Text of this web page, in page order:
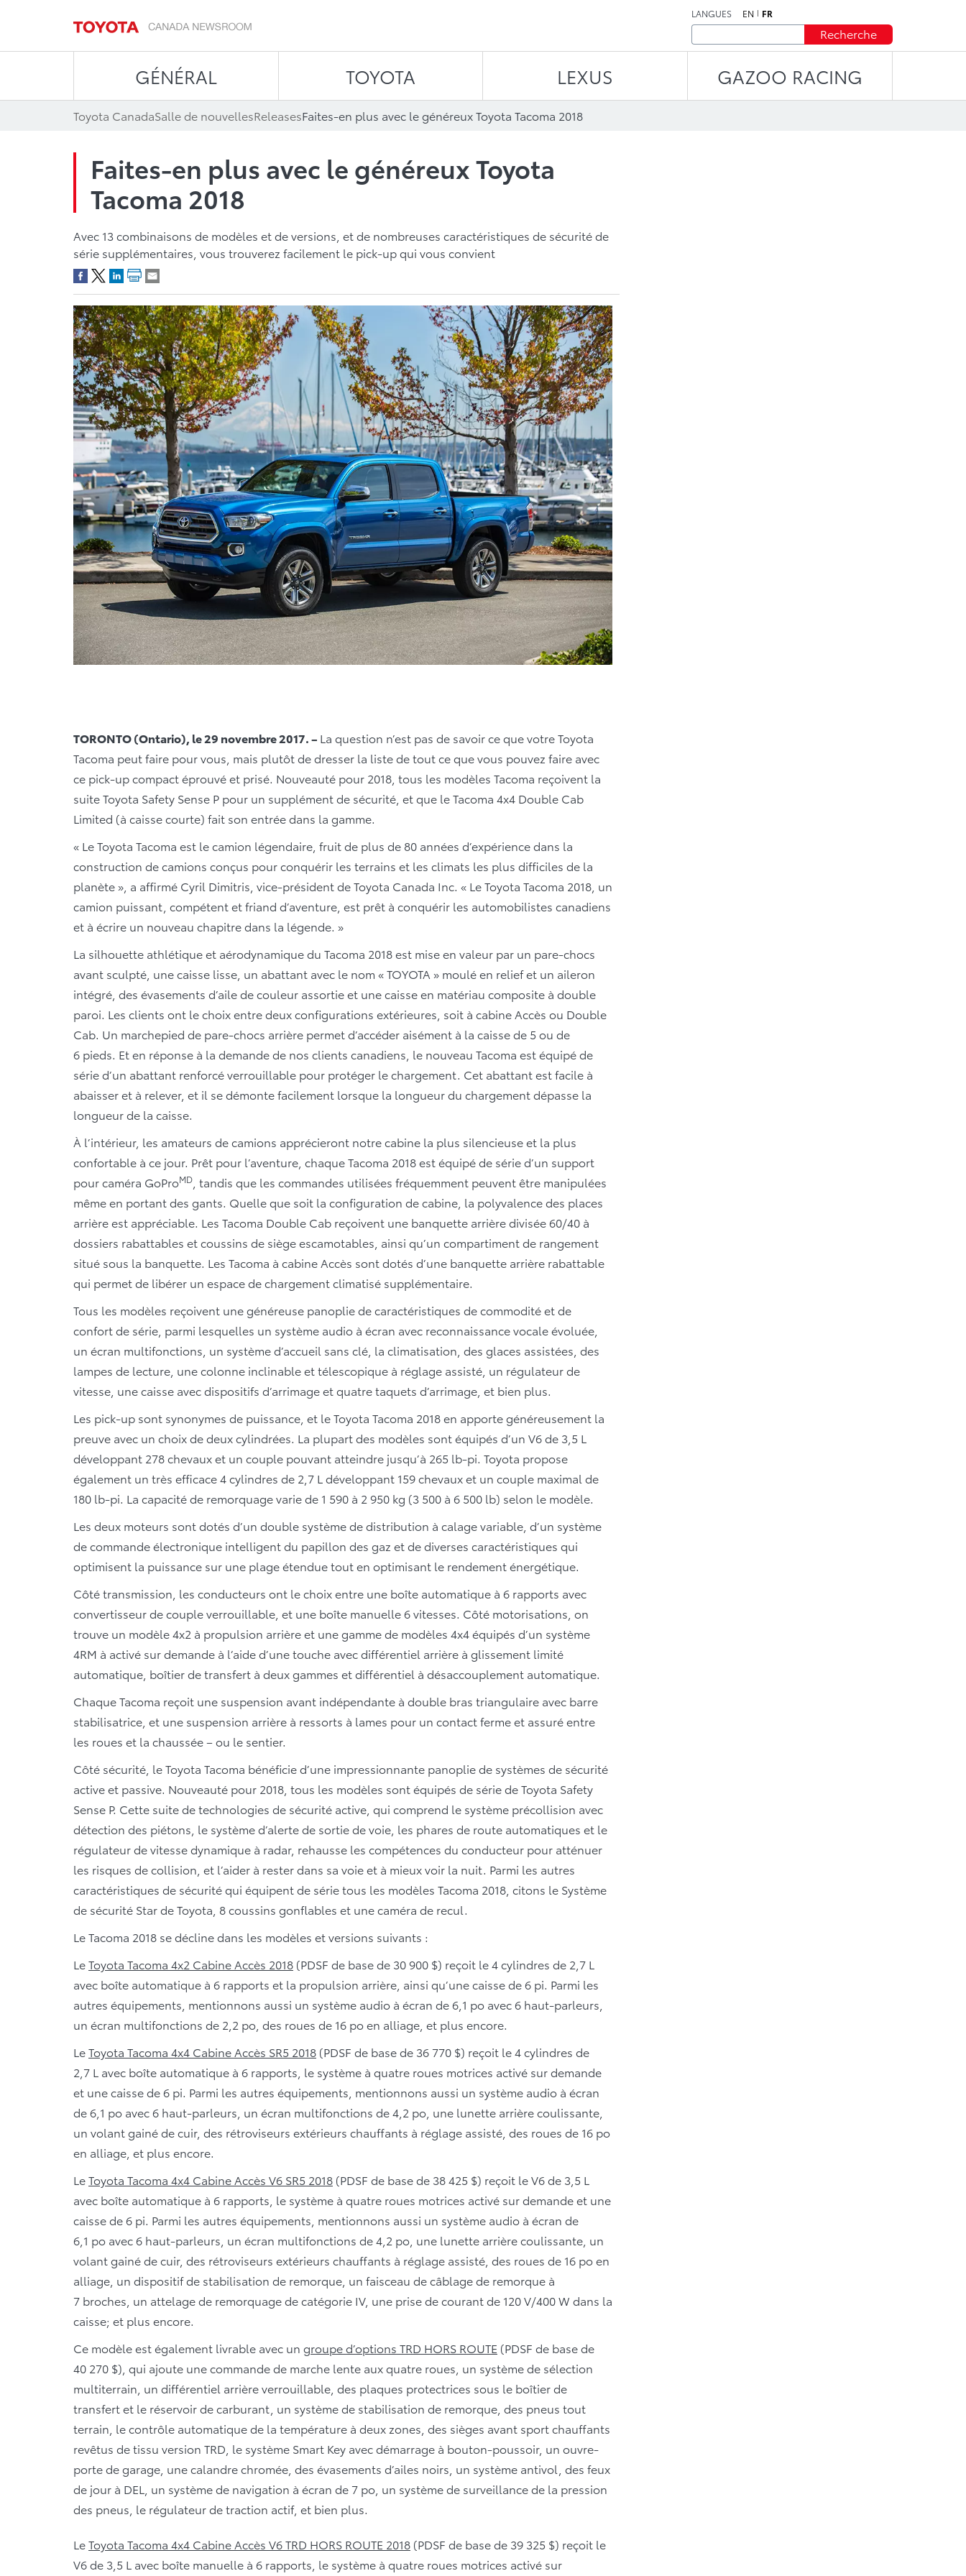
LANGUES EN FR
Recherche
GÉNÉRAL TOYOTA LEXUS GAZOO RACING
Toyota CanadaSalle de nouvellesReleasesFaites-en plus avec le généreux Toyota Tacoma 2018
Faites-en plus avec le généreux Toyota
Tacoma 2018
Avec 13 combinaisons de modèles et de versions, et de nombreuses caractéristiques de sécurité de
série supplémentaires, vous trouverez facilement le pick-up qui vous convient
TORONTO (Ontario), le 29 novembre 2017. – La question n’est pas de savoir ce que votre Toyota
Tacoma peut faire pour vous, mais plutôt de dresser la liste de tout ce que vous pouvez faire avec
ce pick-up compact éprouvé et prisé. Nouveauté pour 2018, tous les modèles Tacoma reçoivent la
suite Toyota Safety Sense P pour un supplément de sécurité, et que le Tacoma 4x4 Double Cab
Limited (à caisse courte) fait son entrée dans la gamme.
« Le Toyota Tacoma est le camion légendaire, fruit de plus de 80 années d’expérience dans la
construction de camions conçus pour conquérir les terrains et les climats les plus difficiles de la
planète », a affirmé Cyril Dimitris, vice-président de Toyota Canada Inc. « Le Toyota Tacoma 2018, un
camion puissant, compétent et friand d’aventure, est prêt à conquérir les automobilistes canadiens
et à écrire un nouveau chapitre dans la légende. »
La silhouette athlétique et aérodynamique du Tacoma 2018 est mise en valeur par un pare-chocs
avant sculpté, une caisse lisse, un abattant avec le nom « TOYOTA » moulé en relief et un aileron
intégré, des évasements d’aile de couleur assortie et une caisse en matériau composite à double
paroi. Les clients ont le choix entre deux configurations extérieures, soit à cabine Accès ou Double
Cab. Un marchepied de pare-chocs arrière permet d’accéder aisément à la caisse de 5 ou de
6 pieds. Et en réponse à la demande de nos clients canadiens, le nouveau Tacoma est équipé de
série d’un abattant renforcé verrouillable pour protéger le chargement. Cet abattant est facile à
abaisser et à relever, et il se démonte facilement lorsque la longueur du chargement dépasse la
longueur de la caisse.
À l’intérieur, les amateurs de camions apprécieront notre cabine la plus silencieuse et la plus
confortable à ce jour. Prêt pour l’aventure, chaque Tacoma 2018 est équipé de série d’un support
pour caméra GoProMD , tandis que les commandes utilisées fréquemment peuvent être manipulées
même en portant des gants. Quelle que soit la configuration de cabine, la polyvalence des places
arrière est appréciable. Les Tacoma Double Cab reçoivent une banquette arrière divisée 60/40 à
dossiers rabattables et coussins de siège escamotables, ainsi qu’un compartiment de rangement
situé sous la banquette. Les Tacoma à cabine Accès sont dotés d’une banquette arrière rabattable
qui permet de libérer un espace de chargement climatisé supplémentaire.
Tous les modèles reçoivent une généreuse panoplie de caractéristiques de commodité et de
confort de série, parmi lesquelles un système audio à écran avec reconnaissance vocale évoluée,
un écran multifonctions, un système d’accueil sans clé, la climatisation, des glaces assistées, des
lampes de lecture, une colonne inclinable et télescopique à réglage assisté, un régulateur de
vitesse, une caisse avec dispositifs d’arrimage et quatre taquets d’arrimage, et bien plus.
Les pick-up sont synonymes de puissance, et le Toyota Tacoma 2018 en apporte généreusement la
preuve avec un choix de deux cylindrées. La plupart des modèles sont équipés d’un V6 de 3,5 L
développant 278 chevaux et un couple pouvant atteindre jusqu’à 265 lb-pi. Toyota propose
également un très efficace 4 cylindres de 2,7 L développant 159 chevaux et un couple maximal de
180 lb-pi. La capacité de remorquage varie de 1 590 à 2 950 kg (3 500 à 6 500 lb) selon le modèle.
Les deux moteurs sont dotés d’un double système de distribution à calage variable, d’un système
de commande électronique intelligent du papillon des gaz et de diverses caractéristiques qui
optimisent la puissance sur une plage étendue tout en optimisant le rendement énergétique.
Côté transmission, les conducteurs ont le choix entre une boîte automatique à 6 rapports avec
convertisseur de couple verrouillable, et une boîte manuelle 6 vitesses. Côté motorisations, on
trouve un modèle 4x2 à propulsion arrière et une gamme de modèles 4x4 équipés d’un système
4RM à activé sur demande à l’aide d’une touche avec différentiel arrière à glissement limité
automatique, boîtier de transfert à deux gammes et différentiel à désaccouplement automatique.
Chaque Tacoma reçoit une suspension avant indépendante à double bras triangulaire avec barre
stabilisatrice, et une suspension arrière à ressorts à lames pour un contact ferme et assuré entre
les roues et la chaussée – ou le sentier.
Côté sécurité, le Toyota Tacoma bénéficie d’une impressionnante panoplie de systèmes de sécurité
active et passive. Nouveauté pour 2018, tous les modèles sont équipés de série de Toyota Safety
Sense P. Cette suite de technologies de sécurité active, qui comprend le système précollision avec
détection des piétons, le système d’alerte de sortie de voie, les phares de route automatiques et le
régulateur de vitesse dynamique à radar, rehausse les compétences du conducteur pour atténuer
les risques de collision, et l’aider à rester dans sa voie et à mieux voir la nuit. Parmi les autres
caractéristiques de sécurité qui équipent de série tous les modèles Tacoma 2018, citons le Système
de sécurité Star de Toyota, 8 coussins gonflables et une caméra de recul.
Le Tacoma 2018 se décline dans les modèles et versions suivants :
LeToyota Tacoma 4x2 Cabine Accès 2018 (PDSF de base de 30 900 $) reçoit le 4 cylindres de 2,7 L
avec boîte automatique à 6 rapports et la propulsion arrière, ainsi qu’une caisse de 6 pi. Parmi les
autres équipements, mentionnons aussi un système audio à écran de 6,1 po avec 6 haut-parleurs,
un écran multifonctions de 2,2 po, des roues de 16 po en alliage, et plus encore.
LeToyota Tacoma 4x4 Cabine Accès SR5 2018 (PDSF de base de 36 770 $) reçoit le 4 cylindres de
2,7 L avec boîte automatique à 6 rapports, le système à quatre roues motrices activé sur demande
et une caisse de 6 pi. Parmi les autres équipements, mentionnons aussi un système audio à écran
de 6,1 po avec 6 haut-parleurs, un écran multifonctions de 4,2 po, une lunette arrière coulissante,
un volant gainé de cuir, des rétroviseurs extérieurs chauffants à réglage assisté, des roues de 16 po
en alliage, et plus encore.
LeToyota Tacoma 4x4 Cabine Accès V6 SR5 2018 (PDSF de base de 38 425 $) reçoit le V6 de 3,5 L
avec boîte automatique à 6 rapports, le système à quatre roues motrices activé sur demande et une
caisse de 6 pi. Parmi les autres équipements, mentionnons aussi un système audio à écran de
6,1 po avec 6 haut-parleurs, un écran multifonctions de 4,2 po, une lunette arrière coulissante, un
volant gainé de cuir, des rétroviseurs extérieurs chauffants à réglage assisté, des roues de 16 po en
alliage, un dispositif de stabilisation de remorque, un faisceau de câblage de remorque à
7 broches, un attelage de remorquage de catégorie IV, une prise de courant de 120 V/400 W dans la
caisse; et plus encore.
Ce modèle est également livrable avec un groupe d’options TRD HORS ROUTE (PDSF de base de
40 270 $), qui ajoute une commande de marche lente aux quatre roues, un système de sélection
multiterrain, un différentiel arrière verrouillable, des plaques protectrices sous le boîtier de
transfert et le réservoir de carburant, un système de stabilisation de remorque, des pneus tout
terrain, le contrôle automatique de la température à deux zones, des sièges avant sport chauffants
revêtus de tissu version TRD, le système Smart Key avec démarrage à bouton-poussoir, un ouvre-
porte de garage, une calandre chromée, des évasements d’ailes noirs, un système antivol, des feux
de jour à DEL, un système de navigation à écran de 7 po, un système de surveillance de la pression
des pneus, le régulateur de traction actif, et bien plus.
LeToyota Tacoma 4x4 Cabine Accès V6 TRD HORS ROUTE 2018 (PDSF de base de 39 325 $) reçoit le
V6 de 3,5 L avec boîte manuelle à 6 rapports, le système à quatre roues motrices activé sur